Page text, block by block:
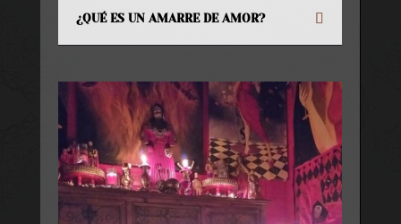
¿QUÉ ES UN AMARRE DE AMOR?